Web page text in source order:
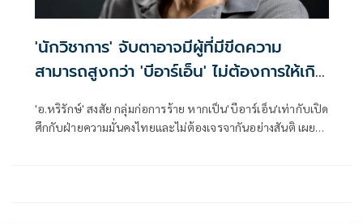
'นักวิชาการ' จับตาอาจมีผู้ที่มีขีดความ
สามารถสูงกว่า 'บีอาร์เอ็น' ไม่ต้องการให้เกิด
'อ.หริรักษ์' สงสัย กลุ่มก่อการร้าย หากเป็น'บีอาร์เอ็น'เท่ากับเปิด
ศึกกับฝ่ายความมั่นคงไทยและไม่ต้องเจรจากันอย่างสันติ เผยวง